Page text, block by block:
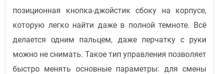
позиционная кнопка-джойстик сбоку на корпусе,
которую легко найти даже в полной темноте. Всё
делается одним пальцем, даже перчатку с руки
можно не снимать. Такое тип управления позволяет
быстро менять основные параметры: для смены